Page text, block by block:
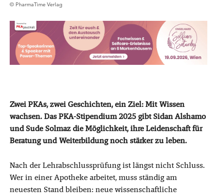
© PharmaTime Verlag
Zwei PKAs, zwei Geschichten, ein Ziel: Mit Wissen
wachsen. Das PKA-Stipendium 2025 gibt Sidan Alshamo
und Sude Solmaz die Möglichkeit, ihre Leidenschaft für
Beratung und Weiterbildung noch stärker zu leben.
Nach der Lehrabschlussprüfung ist längst nicht Schluss.
Wer in einer Apotheke arbeitet, muss ständig am
neuesten Stand bleiben: neue wissenschaftliche